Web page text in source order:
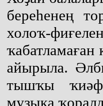
береһенең
холоҡ-
айырыла.
тышҡы
музыка